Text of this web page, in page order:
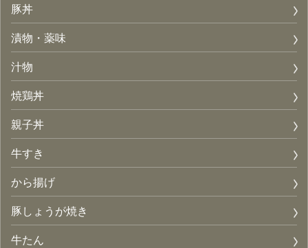
豚丼
漬物・薬味
汁物
焼鶏丼
親子丼
牛すき
から揚げ
豚しょうが焼き
牛たん